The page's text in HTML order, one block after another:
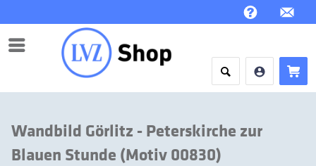
Menü
Wandbild Görlitz - Peterskirche zur
Blauen Stunde (Motiv 00830)